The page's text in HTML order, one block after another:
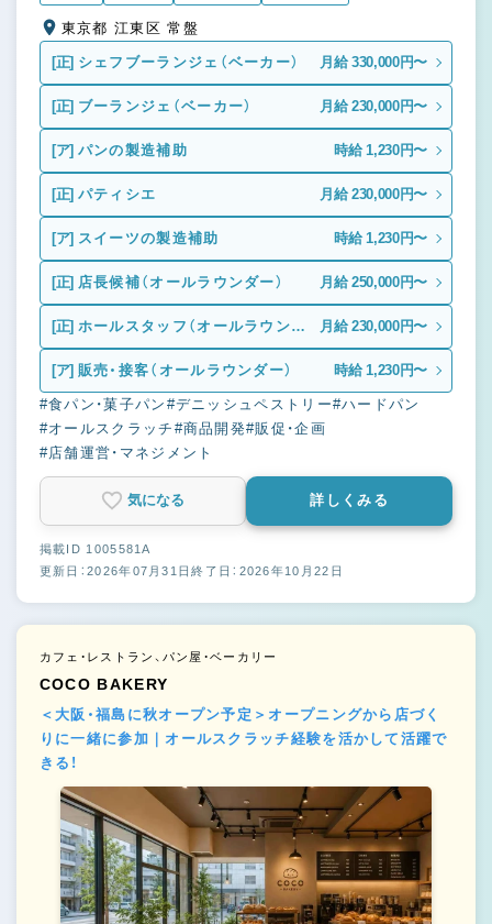
東京都 江東区 常盤
[正] シェフブーランジェ（ベーカー） 月給 330,000円〜
[正] ブーランジェ（ベーカー） 月給 230,000円〜
[ア] パンの製造補助 時給 1,230円〜
[正] パティシエ 月給 230,000円〜
[ア] スイーツの製造補助 時給 1,230円〜
[正] 店長候補（オールラウンダー） 月給 250,000円〜
[正] ホールスタッフ（オールラウンダ
ー）
月給 230,000円〜
[ア] 販売・接客（オールラウンダー） 時給 1,230円〜
#食パン・菓子パン #デニッシュペストリー#ハードパン
#オールスクラッチ #商品開発#販促・企画
#店舗運営・マネジメント
気になる 詳しくみる
掲載ID 1005581A
更新日：2026年07月31日終了日：2026年10月22日
カフェ・レストラン、パン屋・ベーカリー
COCO BAKERY
＜大阪・福島に秋オープン予定＞オープニングから店づく
りに一緒に参加｜オールスクラッチ経験を活かして活躍で
きる！